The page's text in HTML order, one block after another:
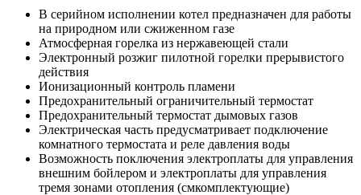
В серийном исполнении котел предназначен для работы
на природном или сжиженном газе
Атмосферная горелка из нержавеющей стали
Электронный розжиг пилотной горелки прерывистого
действия
Ионизационный контроль пламени
Предохранительный ограничительный термостат
Предохранительный термостат дымовых газов
Электрическая часть предусматривает подключение
комнатного термостата и реле давления воды
Возможность поключения электроплаты для управления
внешним бойлером и электроплаты для управления
тремя зонами отопления (смкомплектующие)